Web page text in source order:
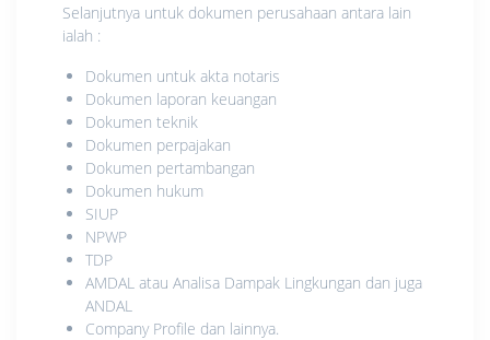
Selanjutnya untuk dokumen perusahaan antara lain
ialah :
Dokumen untuk akta notaris
Dokumen laporan keuangan
Dokumen teknik
Dokumen perpajakan
Dokumen pertambangan
Dokumen hukum
SIUP
NPWP
TDP
AMDAL atau Analisa Dampak Lingkungan dan juga
ANDAL
Company Profile dan lainnya.